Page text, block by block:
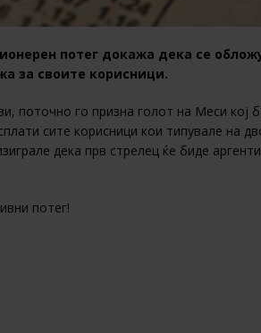
потег докажа дека се
за своите корисници.
поточно го призна голот на Меси кој
сите корисници кои типувале на
дека прв стрелец ќе биде
потег!